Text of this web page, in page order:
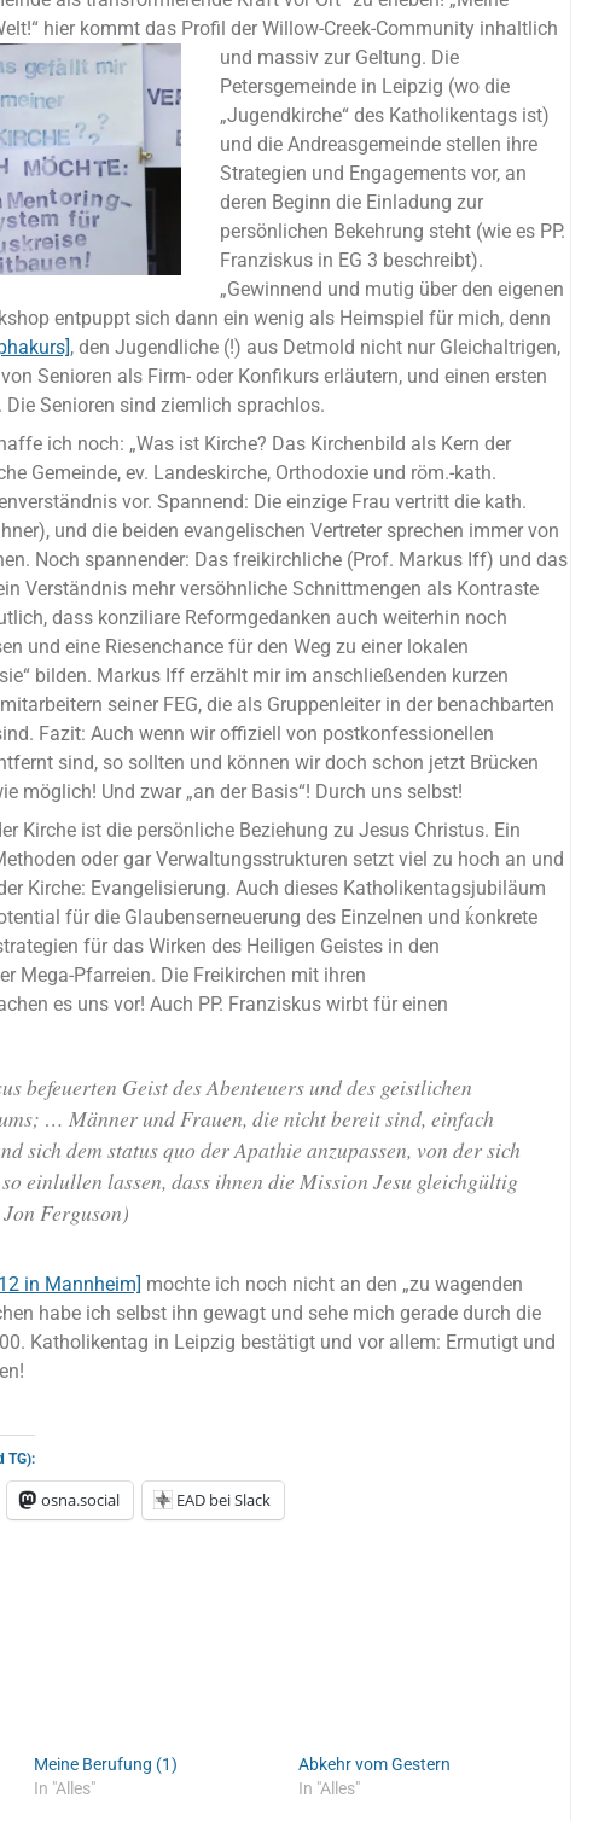
hier kommt das Profil der Willow-Creek-Community inhaltlich
und massiv zur Geltung. Die
Petersgemeinde in Leipzig (wo die
„Jugendkirche“ des Katholikentags ist)
und die Andreasgemeinde stellen ihre
Strategien und Engagements vor, an
deren Beginn die Einladung zur
persönlichen Bekehrung steht (wie es PP.
Franziskus in EG 3 beschreibt).
„Gewinnend und mutig über den eigenen
entpuppt sich dann ein wenig als Heimspiel für mich, denn
, den Jugendliche (!) aus Detmold nicht nur Gleichaltrigen,
Senioren als Firm- oder Konfikurs erläutern, und einen ersten
Senioren sind ziemlich sprachlos.
ich noch: „Was ist Kirche? Das Kirchenbild als Kern der
Gemeinde, ev. Landeskirche, Orthodoxie und röm.-kath.
vor. Spannend: Die einzige Frau vertritt die kath.
und die beiden evangelischen Vertreter sprechen immer von
Noch spannender: Das freikirchliche (Prof. Markus Iff) und das
Verständnis mehr versöhnliche Schnittmengen als Kontraste
dass konziliare Reformgedanken auch weiterhin noch
und eine Riesenchance für den Weg zu einer lokalen
bilden. Markus Iff erzählt mir im anschließenden kurzen
seiner FEG, die als Gruppenleiter in der benachbarten
Fazit: Auch wenn wir offiziell von postkonfessionellen
sind, so sollten und können wir doch schon jetzt Brücken
möglich! Und zwar „an der Basis“! Durch uns selbst!
Kirche ist die persönliche Beziehung zu Jesus Christus. Ein
oder gar Verwaltungsstrukturen setzt viel zu hoch an und
Kirche: Evangelisierung. Auch dieses Katholikentagsjubiläum
für die Glaubenserneuerung des Einzelnen und ḱonkrete
für das Wirken des Heiligen Geistes in den
Mega-Pfarreien. Die Freikirchen mit ihren
es uns vor! Auch PP. Franziskus wirbt für einen
befeuerten Geist des Abenteuers und des geistlichen
… Männer und Frauen, die nicht bereit sind, einfach
sich dem status quo der Apathie anzupassen, von der sich
einlullen lassen, dass ihnen die Mission Jesu gleichgültig
Ferguson)
in Mannheim] mochte ich noch nicht an den „zu wagenden
habe ich selbst ihn gewagt und sehe mich gerade durch die
Katholikentag in Leipzig bestätigt und vor allem: Ermutigt und
TG):
osna.social EAD bei Slack
Meine Berufung (1)
In "Alles"
Abkehr vom Gestern
In "Alles"